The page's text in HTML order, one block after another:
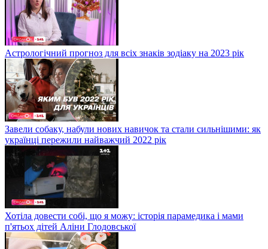
Астрологічний прогноз для всіх знаків зодіаку на 2023 рік
Завели собаку, набули нових навичок та стали сильнішими: як
українці пережили найважчий 2022 рік
Хотіла довести собі, що я можу: історія парамедика і мами
п'ятьох дітей Аліни Глодовської